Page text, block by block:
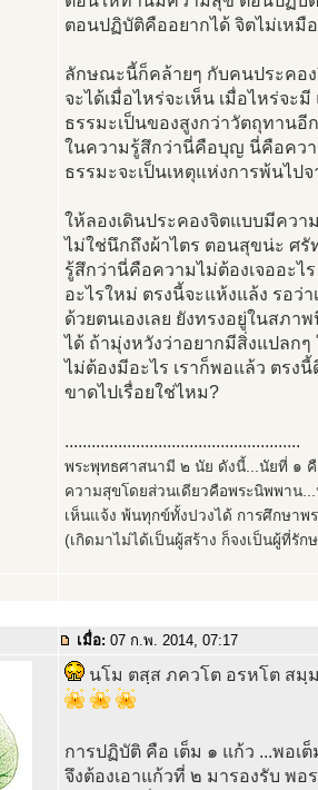
ตอนปฏิบัติคืออยากได้ จิตไม่เหมื
ลักษณะนี้ก็คล้ายๆ กับคนประคอง
จะได้เมื่อไหร่จะเห็น เมื่อไหร่จ
ธรรมะเป็นของสูงกว่าวัตถุทาน
ในความรู้สึกว่านี่คือบุญ นี่คือควา
ธรรมะจะเป็นเหตุแห่งการพ้นไป
ให้ลองเดินประคองจิตแบบมีคว
ไม่ใช่นึกถึงผ้าไตร ตอนสุขน่ะ ศ
รู้สึกว่านี่คือความไม่ต้องเจออะไ
อะไรใหม่ ตรงนี้จะแห้งแล้ง รอว่
ด้วยตนเองเลย ยังทรงอยู่ในสภ
ได้ ถ้ามุ่งหวังว่าอยากมีสิ่งแปลก
ไม่ต้องมีอะไร เราก็พอแล้ว ตรง
ขาดไปเรื่อยใช่ไหม?
.....................................................
พระพุทธศาสนามี ๒ นัย ดังนี้...นัยที่ ๑ คื
ความสุขโดยส่วนเดียวคือพระนิพพาน
เห็นแจ้ง พ้นทุกข์ทั้งปวงได้ การศึกษาพ
(เกิดมาไม่ได้เป็นผู้สร้าง ก็จงเป็นผู้ที่รั
เมื่อ: 07 ก.พ. 2014, 07:17
นโม ตสฺส ภควโต อรหโต สมฺ
การปฏิบัติ คือ เต็ม ๑ แก้ว ...พอเ
จึงต้องเอาแก้วที่ ๒ มารองรับ พอ